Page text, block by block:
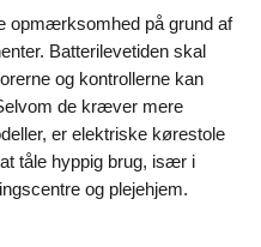
opmærksomhed på grund af
Batterilevetiden skal
og kontrollerne kan
de kræver mere
er elektriske kørestole
tåle hyppig brug, især i
og plejehjem.